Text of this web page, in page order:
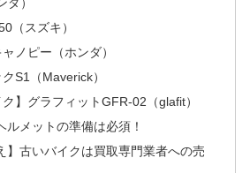
ダ）
（スズキ）
ノピー（ホンダ）
S1（Maverick）
ク】グラフィットGFR-02（glafit）
ルメットの準備は必須！
】古いバイクは買取専門業者への売